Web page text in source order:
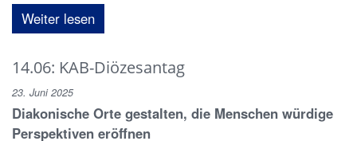
Weiter lesen
14.06: KAB-Diözesantag
23. Juni 2025
Diakonische Orte gestalten, die Menschen würdige
Perspektiven eröffnen